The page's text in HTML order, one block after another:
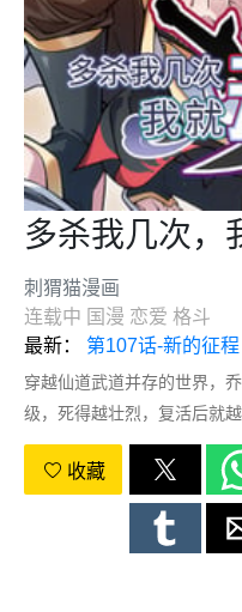
多杀我几次，
刺猬猫漫画
连载中 国漫 恋爱 格斗
最新： 第107话-新的征程
穿越仙道武道并存的世界，
级，死得越壮烈，复活后就
往哪里钻。敌人惊恐发现，
无尽！世间开始流传一个乔
复活还要扣命的呀！
收藏